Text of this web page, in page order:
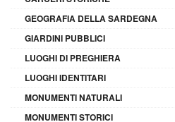
GEOGRAFIA DELLA SARDEGNA
GIARDINI PUBBLICI
LUOGHI DI PREGHIERA
LUOGHI IDENTITARI
MONUMENTI NATURALI
MONUMENTI STORICI